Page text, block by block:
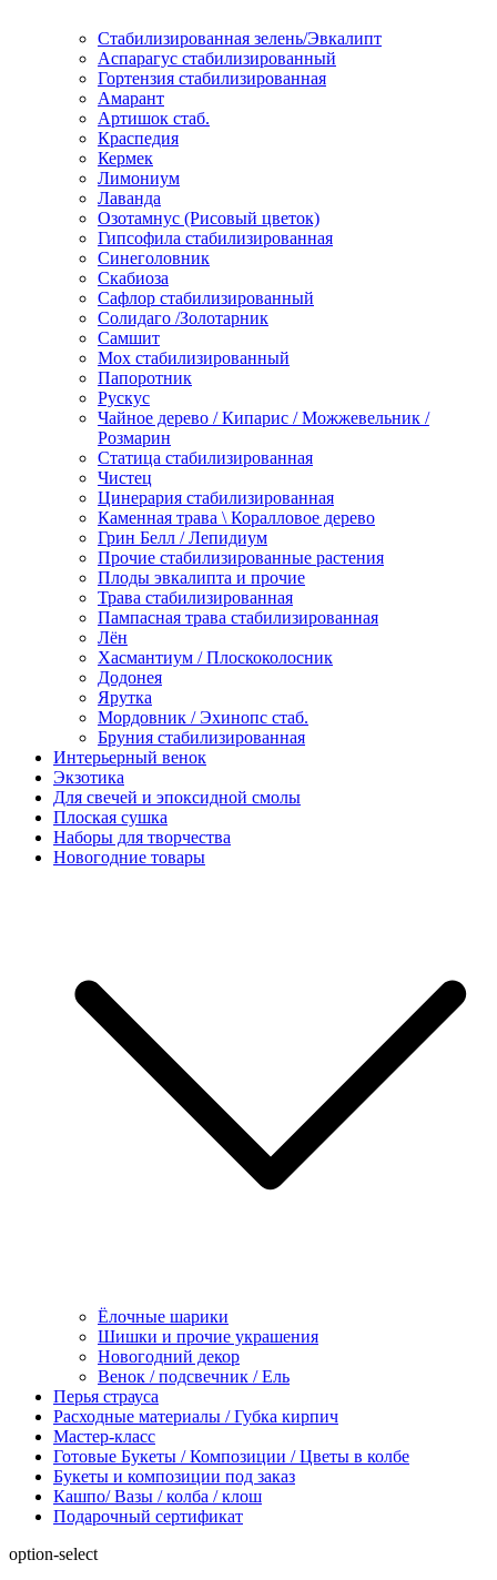
Стабилизированная зелень/Эвкалипт
Аспарагус стабилизированный
Гортензия стабилизированная
Амарант
Артишок стаб.
Краспедия
Кермек
Лимониум
Лаванда
Озотамнус (Рисовый цветок)
Гипсофила стабилизированная
Синеголовник
Скабиоза
Сафлор стабилизированный
Солидаго /Золотарник
Самшит
Мох стабилизированный
Папоротник
Рускус
Чайное дерево / Кипарис / Можжевельник /
Розмарин
Статица стабилизированная
Чистец
Цинерария стабилизированная
Каменная трава \ Коралловое дерево
Грин Белл / Лепидиум
Прочие стабилизированные растения
Плоды эвкалипта и прочие
Трава стабилизированная
Пампасная трава стабилизированная
Лён
Хасмантиум / Плоскоколосник
Додонея
Ярутка
Мордовник / Эхинопс стаб.
Бруния стабилизированная
Интерьерный венок
Экзотика
Для свечей и эпоксидной смолы
Плоская сушка
Наборы для творчества
Новогодние товары
Ёлочные шарики
Шишки и прочие украшения
Новогодний декор
Венок / подсвечник / Ель
Перья страуса
Расходные материалы / Губка кирпич
Мастер-класс
Готовые Букеты / Композиции / Цветы в колбе
Букеты и композиции под заказ
Кашпо/ Вазы / колба / клош
Подарочный сертификат
option-select